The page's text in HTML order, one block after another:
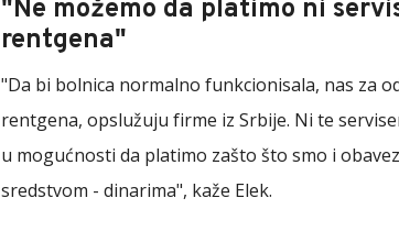
"Ne možemo da platimo ni
rentgena"
"Da bi bolnica normalno funkcionisala, nas za
rentgena, opslužuju firme iz Srbije. Ni te
u mogućnosti da platimo zašto što smo i
sredstvom - dinarima", kaže Elek.